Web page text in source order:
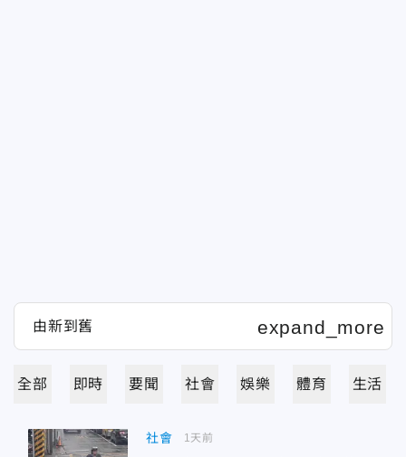
全部 即時 要聞 社會 娛樂 體育 生活
社會 1天前